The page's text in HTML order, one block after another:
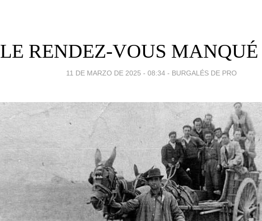
LE RENDEZ-VOUS
11 DE MARZO DE 2025 - 08:34 - BURGALÉS DE PRO